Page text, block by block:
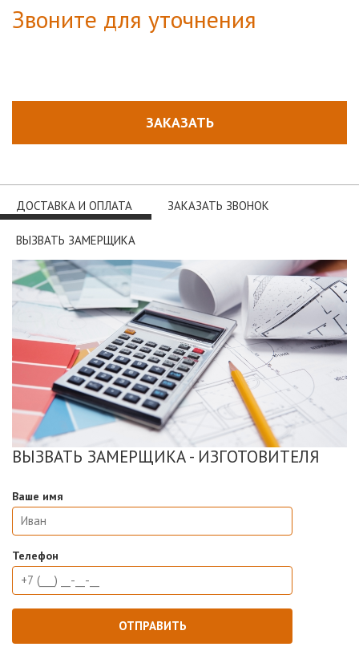
Звоните для уточнения
ЗАКАЗАТЬ
ДОСТАВКА И ОПЛАТА ЗАКАЗАТЬ ЗВОНОК
ВЫЗВАТЬ ЗАМЕРЩИКА
ВЫЗВАТЬ ЗАМЕРЩИКА - ИЗГОТОВИТЕЛЯ
Ваше имя
Телефон